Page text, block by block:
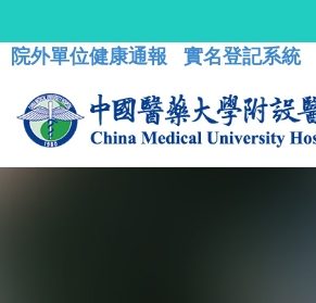
院外單位健康通報 實名登記系統